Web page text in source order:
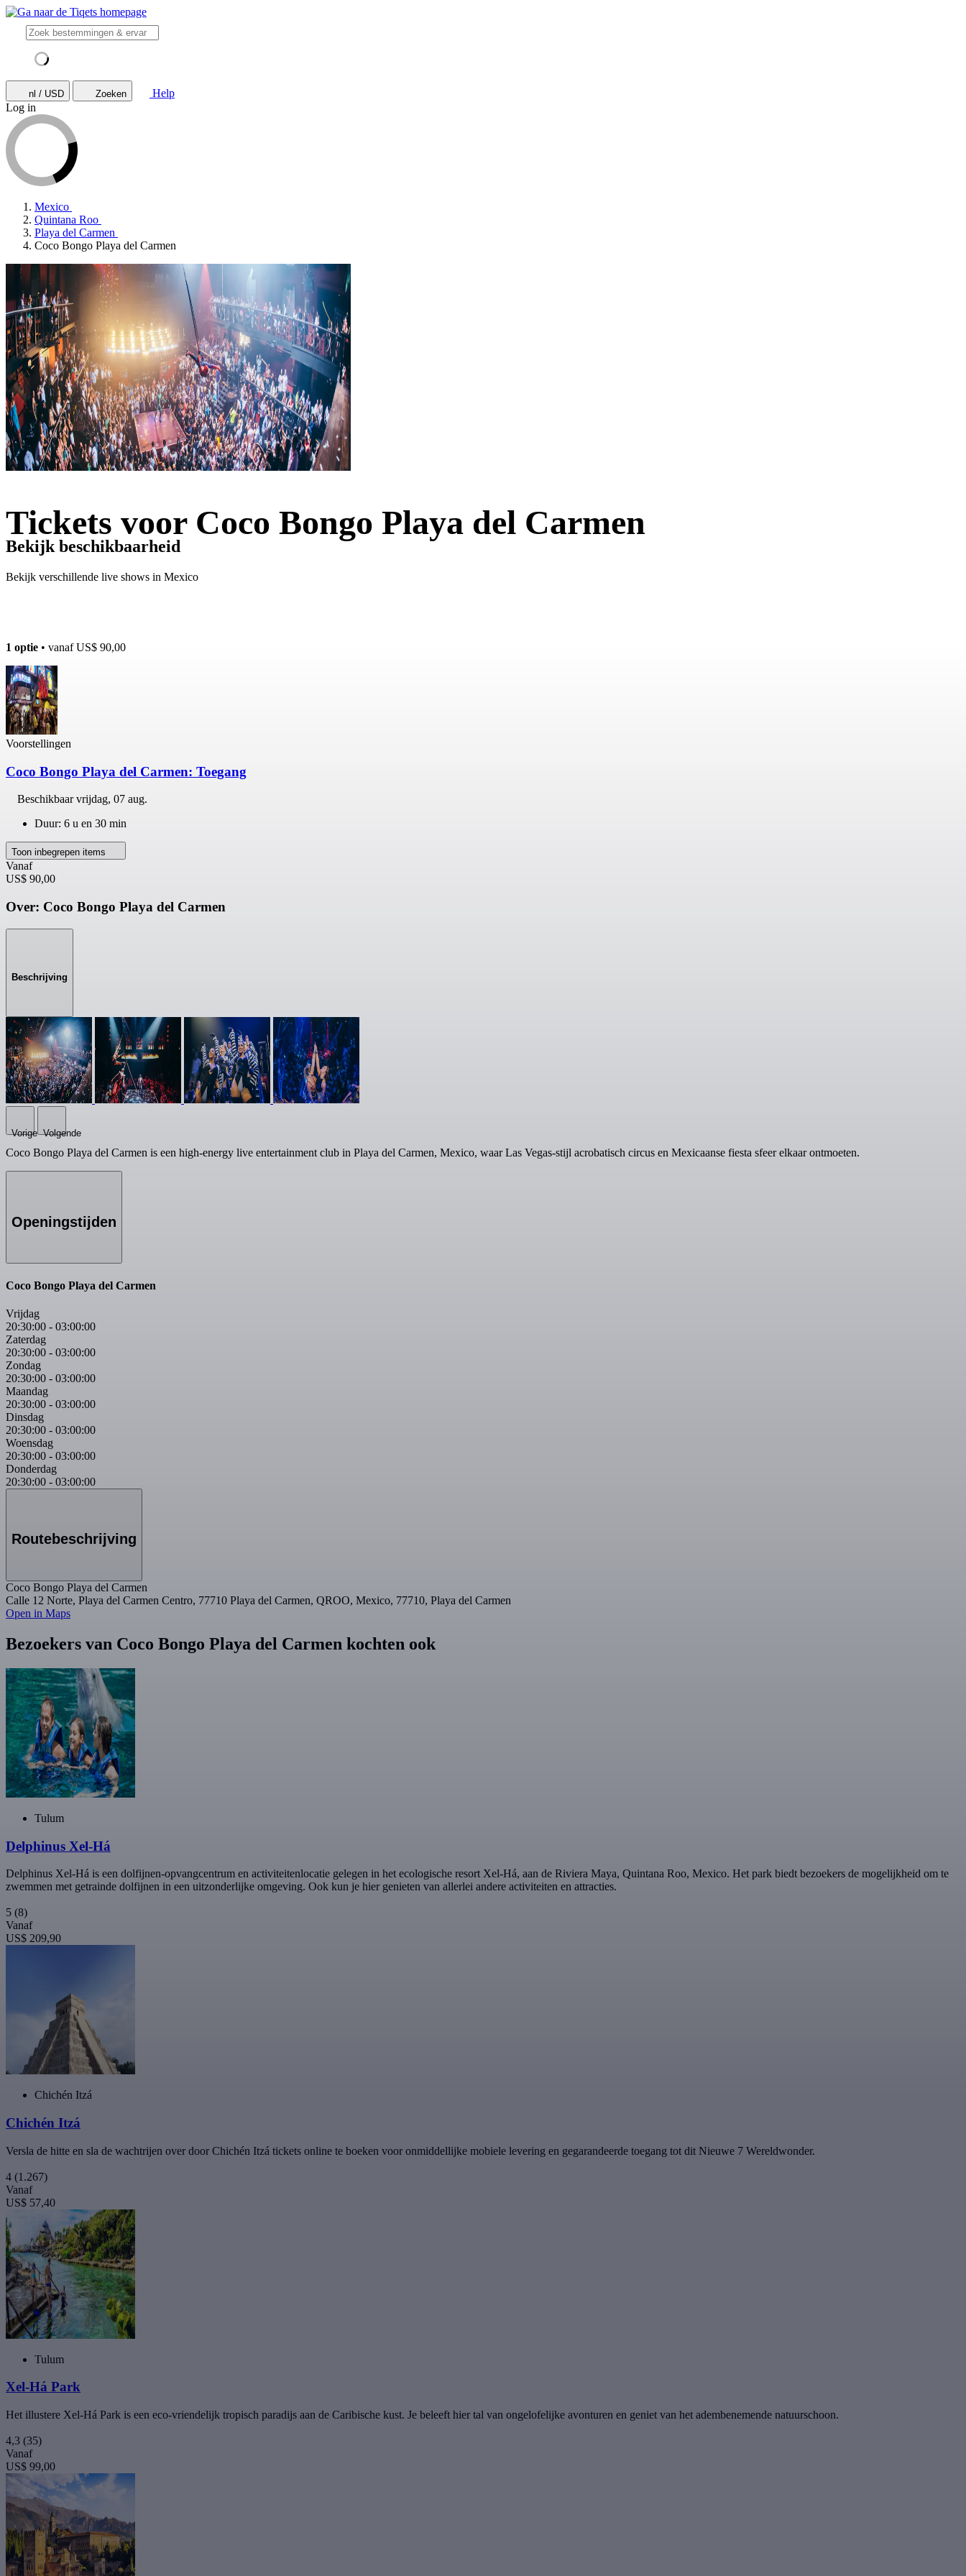
nl / USD Zoeken
Help
Log in
Mexico
Quintana Roo
Playa del Carmen
Coco Bongo Playa del Carmen
Tickets voor Coco Bongo Playa del Carmen
Bekijk verschillende live shows in Mexico
Bekijk beschikbaarheid
1 optie • vanafUS$ 90,00
Voorstellingen
Coco Bongo Playa del Carmen: Toegang
Beschikbaarvrijdag, 07 aug.
Duur: 6 u en 30 min
Toon inbegrepen items
Vanaf
US$ 90,00
Over: Coco Bongo Playa del Carmen
Beschrijving
Vorige Volgende
Coco Bongo Playa del Carmen is een high-energy live entertainment club in Playa del Carmen, Mexico, waar Las Vegas-stijl acrobatisch circus en Mexicaanse fiesta sfeer elkaar ontmoeten.
Openingstijden
Coco Bongo Playa del Carmen
Vrijdag
20:30:00 - 03:00:00
Zaterdag
20:30:00 - 03:00:00
Zondag
20:30:00 - 03:00:00
Maandag
20:30:00 - 03:00:00
Dinsdag
20:30:00 - 03:00:00
Woensdag
20:30:00 - 03:00:00
Donderdag
20:30:00 - 03:00:00
Routebeschrijving
Coco Bongo Playa del Carmen
Calle 12 Norte, Playa del Carmen Centro, 77710 Playa del Carmen, QROO, Mexico, 77710, Playa del Carmen
Open in Maps
Bezoekers van Coco Bongo Playa del Carmen kochten ook
Tulum
Delphinus Xel-Há
Delphinus Xel-Há is een dolfijnen-opvangcentrum en activiteitenlocatie gelegen in het ecologische resort Xel-Há, aan de Riviera Maya, Quintana Roo, Mexico. Het park biedt bezoekers de mogelijkheid om te
zwemmen met getrainde dolfijnen in een uitzonderlijke omgeving. Ook kun je hier genieten van allerlei andere activiteiten en attracties.
5 (8)
Vanaf
US$ 209,90
Chichén Itzá
Chichén Itzá
Versla de hitte en sla de wachtrijen over door Chichén Itzá tickets online te boeken voor onmiddellijke mobiele levering en gegarandeerde toegang tot dit Nieuwe 7 Wereldwonder.
4 (1.267)
Vanaf
US$ 57,40
Tulum
Xel-Há Park
Het illustere Xel-Há Park is een eco-vriendelijk tropisch paradijs aan de Caribische kust. Je beleeft hier tal van ongelofelijke avonturen en geniet van het adembenemende natuurschoon.
4,3 (35)
Vanaf
US$ 99,00